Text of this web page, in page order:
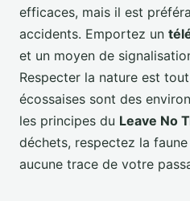
efficaces, mais il est
accidents. Emportez un
et un moyen de
Respecter la nature est
écossaises sont des
les principes du Leave No
déchets, respectez la
aucune trace de votre